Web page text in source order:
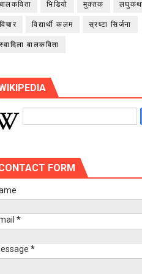
बालकविता भिडियो मुक्तक
विचार विद्यार्थी कलम स्रष्टा सिर्जना
स्वादिला बालकविता
FORM
*
*